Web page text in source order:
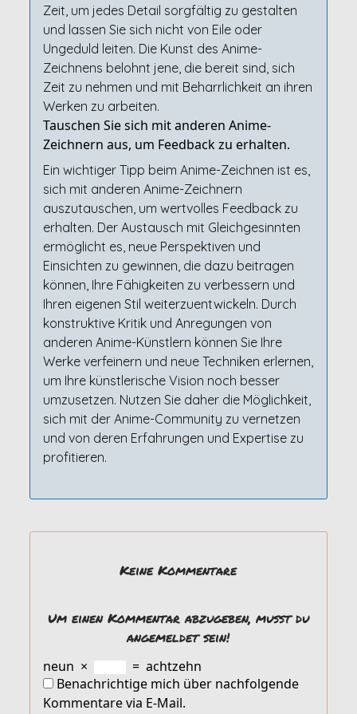
Zeit, um jedes Detail sorgfältig zu gestalten
und lassen Sie sich nicht von Eile oder
Ungeduld leiten. Die Kunst des Anime-
Zeichnens belohnt jene, die bereit sind, sich
Zeit zu nehmen und mit Beharrlichkeit an ihren
Werken zu arbeiten.
Tauschen Sie sich mit anderen Anime-
Zeichnern aus, um Feedback zu erhalten.
Ein wichtiger Tipp beim Anime-Zeichnen ist es,
sich mit anderen Anime-Zeichnern
auszutauschen, um wertvolles Feedback zu
erhalten. Der Austausch mit Gleichgesinnten
ermöglicht es, neue Perspektiven und
Einsichten zu gewinnen, die dazu beitragen
können, Ihre Fähigkeiten zu verbessern und
Ihren eigenen Stil weiterzuentwickeln. Durch
konstruktive Kritik und Anregungen von
anderen Anime-Künstlern können Sie Ihre
Werke verfeinern und neue Techniken erlernen,
um Ihre künstlerische Vision noch besser
umzusetzen. Nutzen Sie daher die Möglichkeit,
sich mit der Anime-Community zu vernetzen
und von deren Erfahrungen und Expertise zu
profitieren.
Keine Kommentare
Um einen Kommentar abzugeben, musst du
angemeldet sein!
neun × = achtzehn
Benachrichtige mich über nachfolgende
Kommentare via E-Mail.